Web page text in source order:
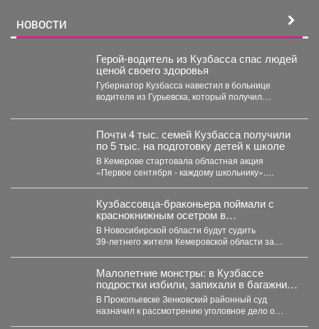
НОВОСТИ
Герой-водитель из Кузбасса спас людей
ценой своего здоровья
Губернатор Кузбасса навестил в больнице
водителя из Гурьевска, который получил
Почти 4 тыс. семей Кузбасса получили
по 5 тыс. на подготовку детей к школе
В Кемерове стартовала областная акция
«Первое сентября - каждому школьнику».
Кузбассовца-браконьера поймали с
краснокнижным осетром в
Новосибирске
В Новосибирской области будут судить
39‑летнего жителя Кемеровской области за
Малолетние монстры: в Кузбассе
подростки избили, запихали в багажник,
и похитили 10-летнего ребенка
В Прокопьевске Зенковский районный суд
назначил к рассмотрению уголовное дело о